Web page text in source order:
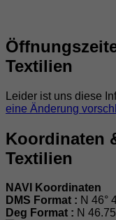
Textilien
Leider ist uns diese
eine Änderung
Koordinaten
Textilien
NAVI Koordinaten
DMS Format : N 46°
Deg Format : N